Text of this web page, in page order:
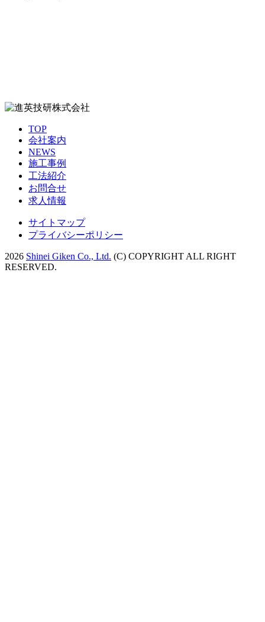
TOP
会社案内
NEWS
施工事例
工法紹介
お問合せ
求人情報
サイトマップ
プライバシーポリシー
2026 Shinei Giken Co., Ltd. (C) COPYRIGHT ALL RIGHT
RESERVED.